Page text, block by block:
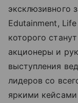
эксклюзивного
Edutainment,
которого
акционеры и
выступления
лидеров со
яркими